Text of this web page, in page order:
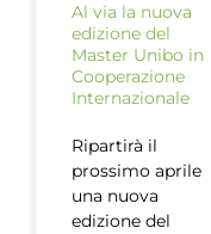
Al via la nuova
edizione del
Master Unibo in
Cooperazione
Internazionale
Ripartirà il
prossimo aprile
una nuova
edizione del